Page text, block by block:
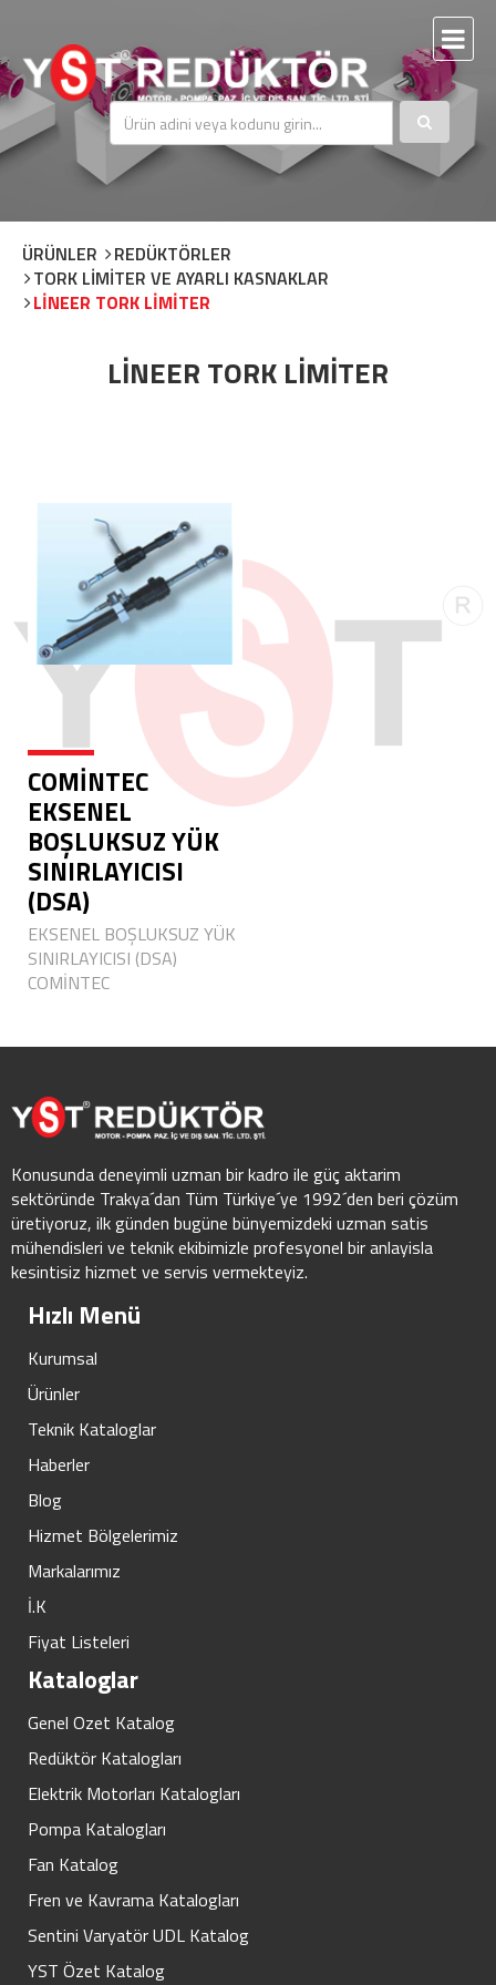
ÜRÜNLER
REDÜKTÖRLER
TORK LİMİTER VE AYARLI KASNAKLAR
LİNEER TORK LİMİTER
LİNEER TORK LİMİTER
COMİNTEC
EKSENEL
BOŞLUKSUZ YÜK
SINIRLAYICISI
(DSA)
EKSENEL BOŞLUKSUZ YÜK
SINIRLAYICISI (DSA)
COMİNTEC
Konusunda deneyimli uzman bir kadro ile güç aktarim
sektöründe Trakya´dan Tüm Türkiye´ye 1992´den beri çözüm
üretiyoruz, ilk günden bugüne bünyemizdeki uzman satis
mühendisleri ve teknik ekibimizle profesyonel bir anlayisla
kesintisiz hizmet ve servis vermekteyiz.
Hızlı Menü
Kurumsal
Ürünler
Teknik Kataloglar
Haberler
Blog
Hizmet Bölgelerimiz
Markalarımız
İ.K
Fiyat Listeleri
Kataloglar
Genel Ozet Katalog
Redüktör Katalogları
Elektrik Motorları Katalogları
Pompa Katalogları
Fan Katalog
Fren ve Kavrama Katalogları
Sentini Varyatör UDL Katalog
YST Özet Katalog